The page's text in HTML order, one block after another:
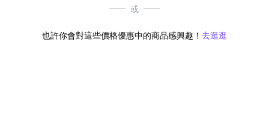
或
也許你會對這些價格優惠中的商品感興趣！ 去逛逛